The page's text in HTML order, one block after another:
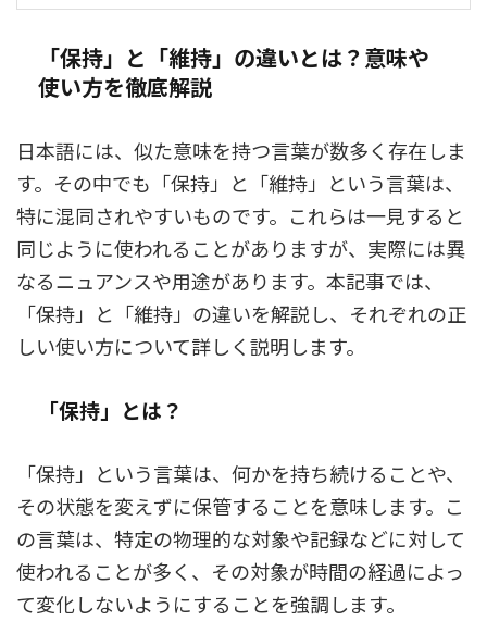
「保持」と「維持」の違いとは？意味や
使い方を徹底解説
日本語には、似た意味を持つ言葉が数多く存在しま
す。その中でも「保持」と「維持」という言葉は、
特に混同されやすいものです。これらは一見すると
同じように使われることがありますが、実際には異
なるニュアンスや用途があります。本記事では、
「保持」と「維持」の違いを解説し、それぞれの正
しい使い方について詳しく説明します。
「保持」とは？
「保持」という言葉は、何かを持ち続けることや、
その状態を変えずに保管することを意味します。こ
の言葉は、特定の物理的な対象や記録などに対して
使われることが多く、その対象が時間の経過によっ
て変化しないようにすることを強調します。